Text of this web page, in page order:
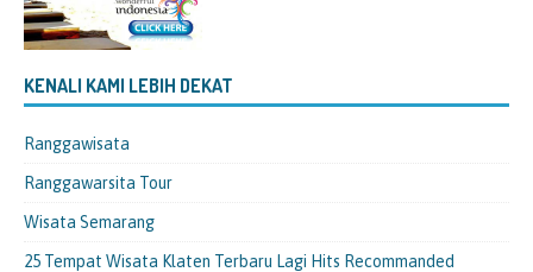
KENALI KAMI LEBIH DEKAT
Ranggawisata
Ranggawarsita Tour
Wisata Semarang
25 Tempat Wisata Klaten Terbaru Lagi Hits Recommanded